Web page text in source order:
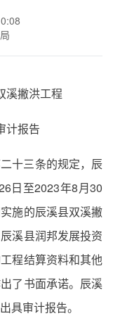
溪撇洪工程
计报告
十三条的规定，辰
日至2023年8月30
施的辰溪县双溪撇
溪县润邦发展投资
程结算资料和其他
了书面承诺。辰溪
具审计报告。